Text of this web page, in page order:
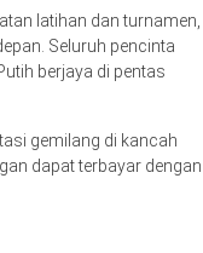
latihan dan turnamen,
Seluruh pencinta
berjaya di pentas
gemilang di kancah
dapat terbayar dengan